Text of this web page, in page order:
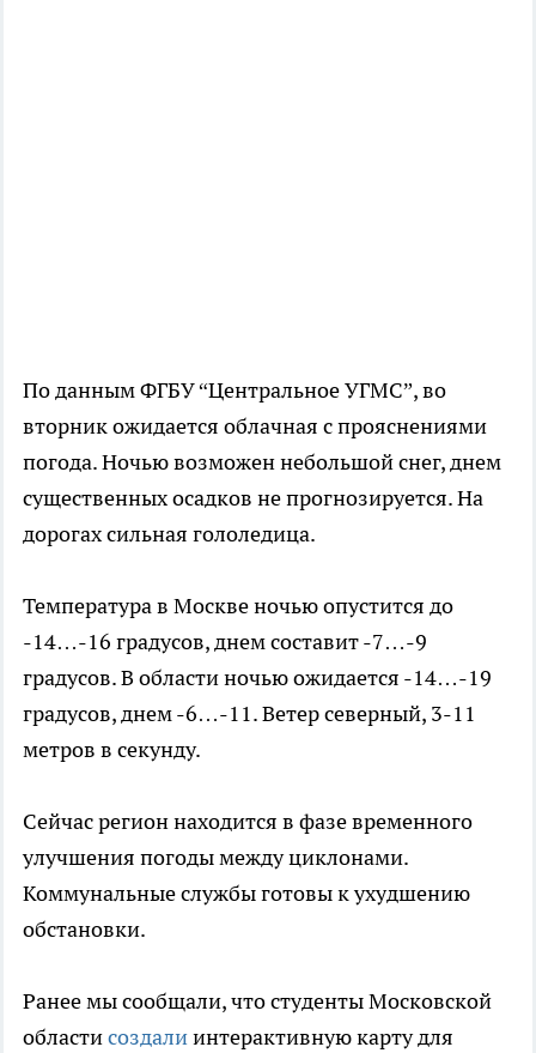
По данным ФГБУ “Центральное УГМС”, во
вторник ожидается облачная с прояснениями
погода. Ночью возможен небольшой снег, днем
существенных осадков не прогнозируется. На
дорогах сильная гололедица.
Температура в Москве ночью опустится до
-14…-16 градусов, днем составит -7…-9
градусов. В области ночью ожидается -14…-19
градусов, днем -6…-11. Ветер северный, 3-11
метров в секунду.
Сейчас регион находится в фазе временного
улучшения погоды между циклонами.
Коммунальные службы готовы к ухудшению
обстановки.
Ранее мы сообщали, что студенты Московской
областисоздалиинтерактивную карту для